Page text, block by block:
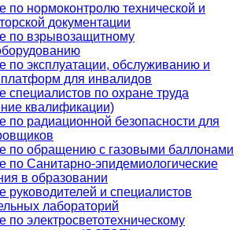
по нормоконтролю технической и
документации
по взрывозащитному
по эксплуатации, обслуживанию и
для инвалидов
специалистов по охране труда
квалификации)
по радиационной безопасности для
по обращению с газовыми баллонами
по Санитарно-эпидемиологические
в образовании
руководителей и специалистов
лабораторий
по электросветотехническому